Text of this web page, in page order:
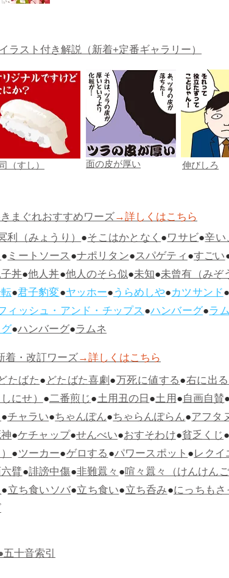
ラスト付き解説（新着+定番ギャラリー）
（すし） 面の皮が厚い 伸びしろ
まぐれおすすめワーズ→詳しくはこちら
利（みょうり）●そこはかとなく●ワサビ●辛
●ミートソース●ナポリタン●スパゲティ●すごい
丼●他人丼●他人のそら似●未知●未曾有（みぞ
●君子豹変●ヤッホー●うらめしや●カツサンド●
ィッシュ・アンド・チップス●ハンバーグ●ラ
●ハンバーグ●ラムネ
着・改訂ワーズ→詳しくはこちら
たばた●どたばた喜劇●万死に値する●右に出
にせ）●二番煎じ●土用丑の日●土用●自画自賛
●チャラい●ちゃんぽん●ちゃらんぽらん●アフタ
●ケチャップ●せんべい●おすそわけ●貧乏くじ
●ツーカー●ゲロする●パワースポット●レクイ
臂●誹謗中傷●非難囂々●喧々囂々（けんけん
●立ち食いソバ●立ち食い●立ち呑み●にっちも
五十音索引